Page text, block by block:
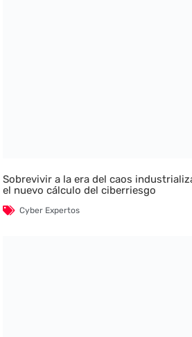
Sobrevivir a la era del caos
el nuevo cálculo del ciberriesgo
Cyber Expertos